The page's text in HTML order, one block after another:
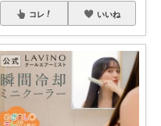
コレ いいね